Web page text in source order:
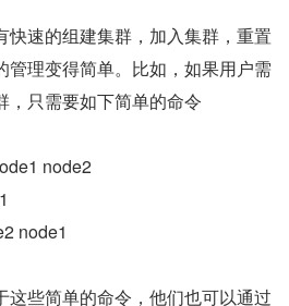
快速的组建集群，加入集群，重置
管理变得简单。比如，如果用户需
，只需要如下简单的命令
node2
node1
这些简单的命令，他们也可以通过